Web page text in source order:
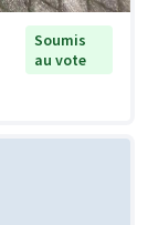
Soumis
au vote